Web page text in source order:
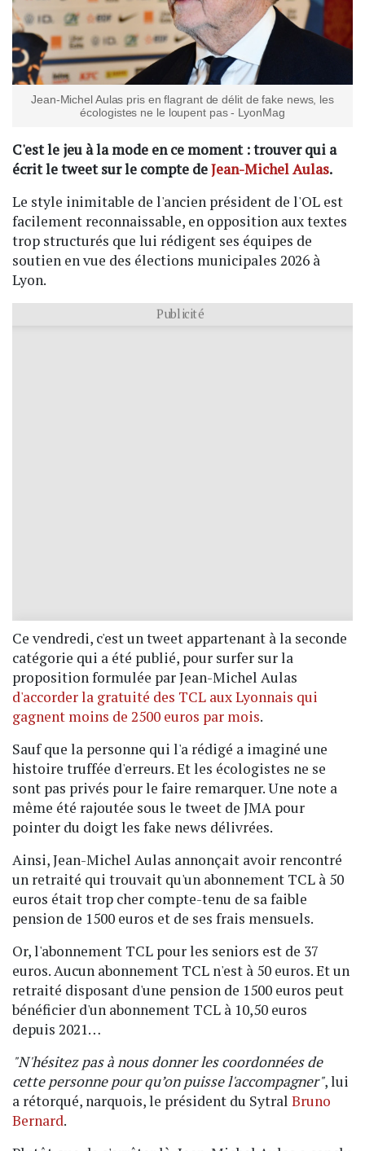
Jean-Michel Aulas pris en flagrant de délit de fake news, les
écologistes ne le loupent pas - LyonMag
C'est le jeu à la mode en ce moment : trouver qui a
écrit le tweet sur le compte deJean-Michel Aulas.
Le style inimitable de l'ancien président de l'OL est
facilement reconnaissable, en opposition aux textes
trop structurés que lui rédigent ses équipes de
soutien en vue des élections municipales 2026 à
Lyon.
Publicité
Ce vendredi, c'est un tweet appartenant à la seconde
catégorie qui a été publié, pour surfer sur la
proposition formulée par Jean-Michel Aulas
d'accorder la gratuité des TCL aux Lyonnais qui
gagnent moins de 2500 euros par mois.
Sauf que la personne qui l'a rédigé a imaginé une
histoire truffée d'erreurs. Et les écologistes ne se
sont pas privés pour le faire remarquer. Une note a
même été rajoutée sous le tweet de JMA pour
pointer du doigt les fake news délivrées.
Ainsi, Jean-Michel Aulas annonçait avoir rencontré
un retraité qui trouvait qu'un abonnement TCL à 50
euros était trop cher compte-tenu de sa faible
pension de 1500 euros et de ses frais mensuels.
Or, l'abonnement TCL pour les seniors est de 37
euros. Aucun abonnement TCL n'est à 50 euros. Et un
retraité disposant d'une pension de 1500 euros peut
bénéficier d'un abonnement TCL à 10,50 euros
depuis 2021…
"N'hésitez pas à nous donner les coordonnées de
cette personne pour qu’on puisse l'accompagner", lui
a rétorqué, narquois, le président du Sytral Bruno
Bernard.